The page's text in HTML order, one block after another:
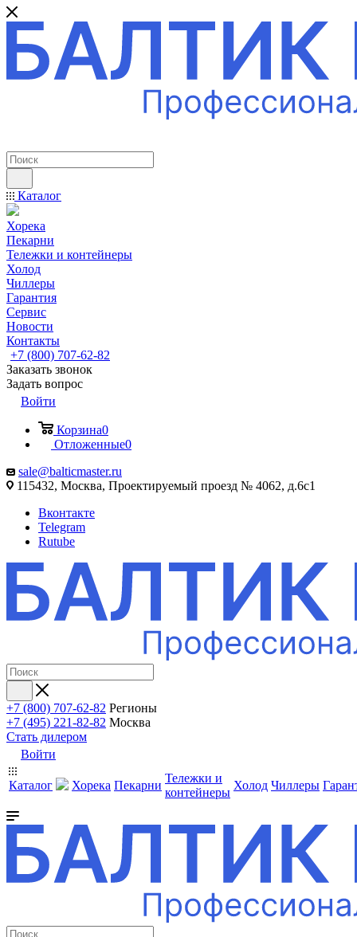
Каталог
Хорека
Пекарни
Тележки и контейнеры
Холод
Чиллеры
Гарантия
Сервис
Новости
Контакты
+7 (800) 707-62-82
Заказать звонок
Задать вопрос
Войти
Корзина0
Отложенные0
sale@balticmaster.ru
115432, Москва, Проектируемый проезд № 4062, д.6с1
Вконтакте
Telegram
Rutube
+7 (800) 707-62-82 Регионы
+7 (495) 221-82-82 Москва
Стать дилером
Войти
Каталог Хорека Пекарни
Тележки и
контейнеры
Холод Чиллеры